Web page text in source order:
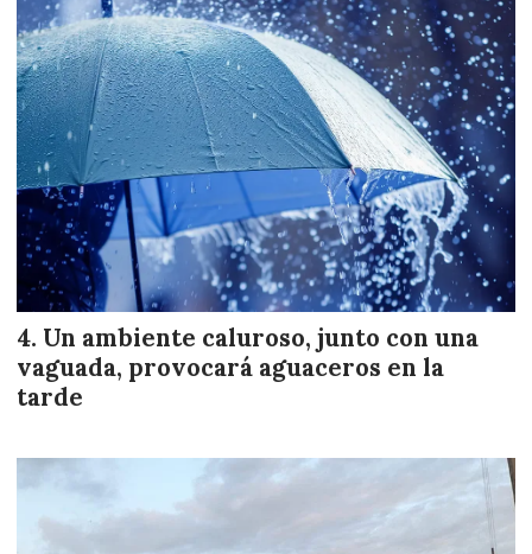
Un ambiente caluroso, junto con una
vaguada, provocará aguaceros en la
tarde